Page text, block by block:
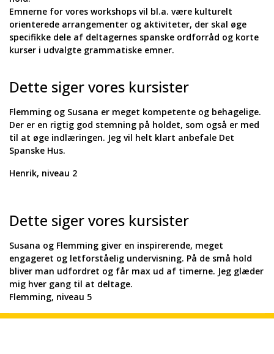
Emnerne for vores workshops vil bl.a. være kulturelt
orienterede arrangementer og aktiviteter, der skal øge
specifikke dele af deltagernes spanske ordforråd og korte
kurser i udvalgte grammatiske emner.
Dette siger vores kursister
Flemming og Susana er meget kompetente og behagelige.
Der er en rigtig god stemning på holdet, som også er med
til at øge indlæringen. Jeg vil helt klart anbefale Det
Spanske Hus.
Henrik, niveau 2
Dette siger vores kursister
Susana og Flemming giver en inspirerende, meget
engageret og letforståelig undervisning. På de små hold
bliver man udfordret og får max ud af timerne. Jeg glæder
mig hver gang til at deltage.
Flemming, niveau 5